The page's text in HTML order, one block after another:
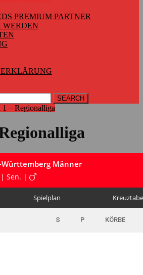
PREMIUM PARTNER
WERDEN
1 – Regionalliga